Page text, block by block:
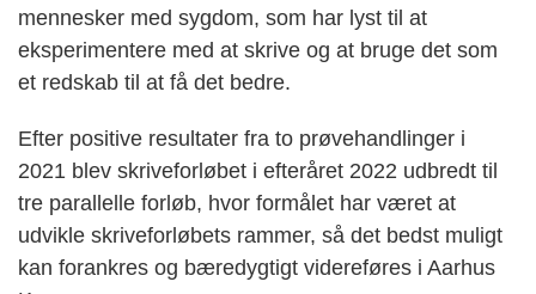
mennesker med sygdom, som har lyst til at
eksperimentere med at skrive og at bruge det som
et redskab til at få det bedre.
Efter positive resultater fra to prøvehandlinger i
2021 blev skriveforløbet i efteråret 2022 udbredt til
tre parallelle forløb, hvor formålet har været at
udvikle skriveforløbets rammer, så det bedst muligt
kan forankres og bæredygtigt videreføres i Aarhus